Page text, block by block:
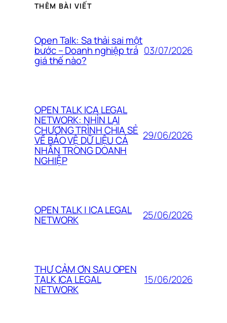
THÊM BÀI VIẾT
Open Talk: Sa thải sai một
bước – Doanh nghiệp trả
giá thế nào?
03/07/2026
OPEN TALK ICA LEGAL
NETWORK: NHÌN LẠI
CHƯƠNG TRÌNH CHIA SẺ
VỀ BẢO VỆ DỮ LIỆU CÁ
NHÂN TRONG DOANH
NGHIỆP
29/06/2026
OPEN TALK | ICA LEGAL
NETWORK 25/06/2026
THƯ CẢM ƠN SAU OPEN
TALK ICA LEGAL
NETWORK
15/06/2026